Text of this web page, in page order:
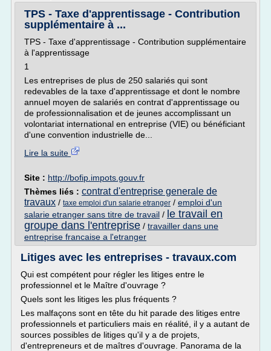
TPS - Taxe d'apprentissage - Contribution
supplémentaire à ...
TPS - Taxe d'apprentissage - Contribution supplémentaire
à l'apprentissage
1
Les entreprises de plus de 250 salariés qui sont
redevables de la taxe d'apprentissage et dont le nombre
annuel moyen de salariés en contrat d'apprentissage ou
de professionnalisation et de jeunes accomplissant un
volontariat international en entreprise (VIE) ou bénéficiant
d'une convention industrielle de...
Lire la suite
Site : http://bofip.impots.gouv.fr
Thèmes liés : contrat d'entreprise generale de
travaux / taxe emploi d'un salarie etranger / emploi d'un
salarie etranger sans titre de travail / le travail en
groupe dans l'entreprise / travailler dans une
entreprise francaise a l'etranger
Litiges avec les entreprises - travaux.com
Qui est compétent pour régler les litiges entre le
professionnel et le Maître d'ouvrage ?
Quels sont les litiges les plus fréquents ?
Les malfaçons sont en tête du hit parade des litiges entre
professionnels et particuliers mais en réalité, il y a autant de
sources possibles de litiges qu'il y a de projets,
d'entrepreneurs et de maîtres d'ouvrage. Panorama de la